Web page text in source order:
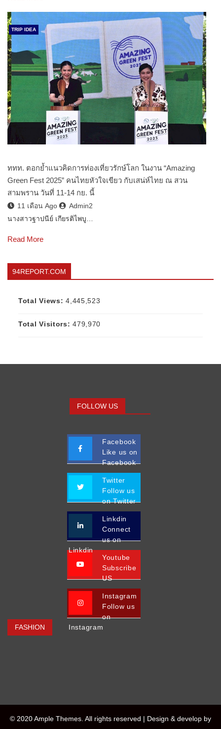
TRIP IDEA
ททท. ตอกย้ำแนวคิดการท่องเที่ยวรักษ์โลก ในงาน “Amazing
Green Fest 2025” คนไทยหัวใจเขียว กับเสน่ห์ไทย ณ สวน
สามพราน วันที่ 11-14 กย. นี้
11 เดือน Ago
Admin2
นางสาวฐาปนีย์ เกียรติไพบู…
Read More
94REPORT.COM
Total Views:4,445,523
Total Visitors:479,970
FASHION
FOLLOW US
Facebook
Like us on
Facebook
Twitter
Follow us
on Twitter
Linkdin
Connect
us on
Linkdin
Youtube
Subscribe
US
Instagram
Follow us
on
Instagram
© 2020 Ample Themes. All rights reserved | Design & develop by